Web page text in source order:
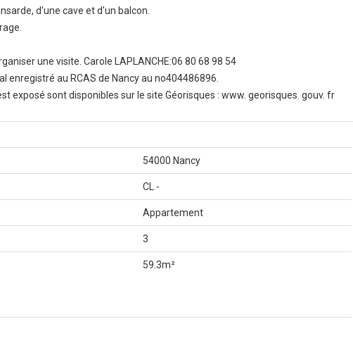
d'une cave et d'un balcon.
une visite. Carole LAPLANCHE:06 80 68 98 54
au RCAS de Nancy au no404486896.
exposé sont disponibles sur le site Géorisques : www. georisques. gouv. fr
54000 Nancy
CL -
Appartement
3
59.3m²